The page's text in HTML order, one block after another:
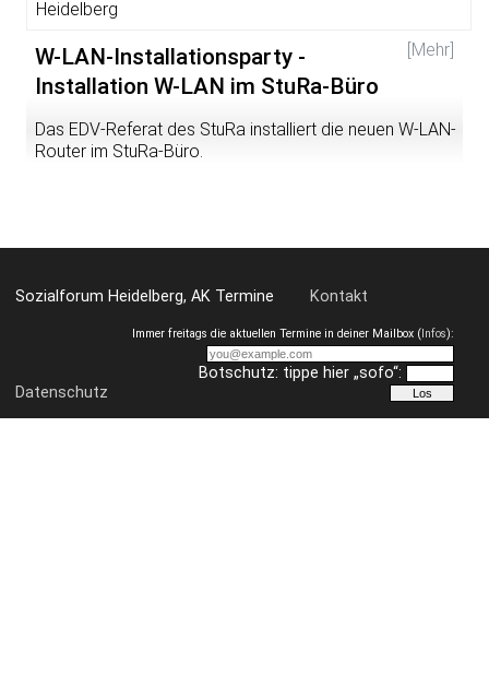
mit sich bringt.
Eine Veranstaltung von: Get Up! /
facebook.com/getup.ma
Heidelberg
[Mehr]
W-LAN-Installationsparty -
Installation W-LAN im StuRa-Büro
Das EDV-Referat des StuRa installiert die neuen W-LAN-
Router im StuRa-Büro.
Sozialforum Heidelberg, AK Termine Kontakt
Datenschutz
Immer freitags die aktuellen Termine in deiner Mailbox (Infos):
Botschutz: tippe hier „sofo“: